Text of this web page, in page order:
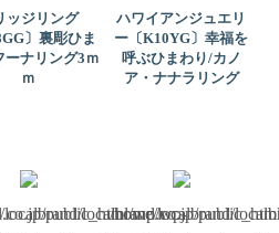
ッジリング
〕裏彫ひま
ーナリング3ｍ
ｍ
ハワイアンジュエリ
ー〔K10YG〕幸福を
呼ぶひまわり/カノ
ア・ナナラリング
public_html/wp/wp-
localbrand/localbrand.co.jp/
/home/localbrand/